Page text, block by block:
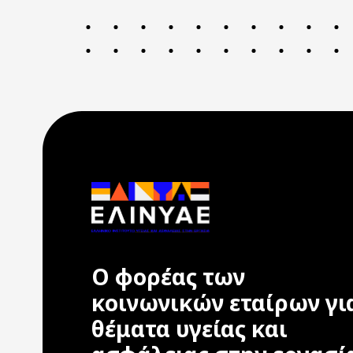
Ο φορέας των
κοινωνικών εταίρων
θέματα υγείας και